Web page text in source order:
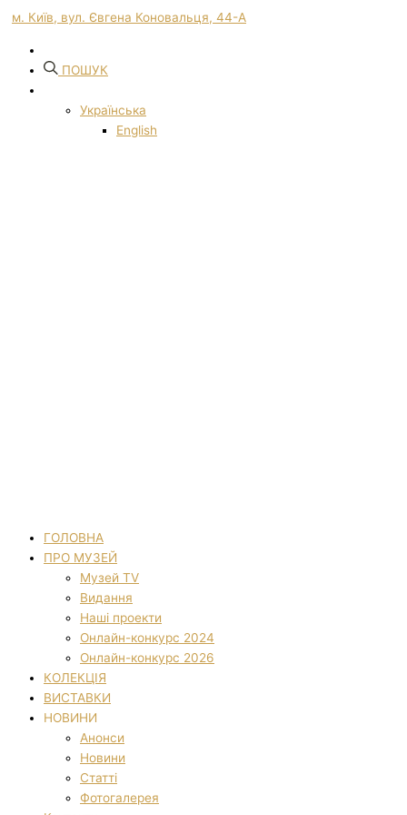
м. Київ, вул. Євгена Коновальця, 44-А
ПОШУК
Українська
English
ГОЛОВНА
ПРО МУЗЕЙ
Музей TV
Видання
Наші проекти
Онлайн-конкурс 2024
Онлайн-конкурс 2026
КОЛЕКЦІЯ
ВИСТАВКИ
НОВИНИ
Анонси
Новини
Статті
Фотогалерея